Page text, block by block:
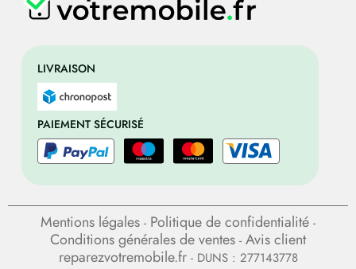
LIVRAISON
PAIEMENT SÉCURISÉ
Mentions légales - Politique de confidentialité -
Conditions générales de ventes - Avis client
reparezvotremobile.fr- DUNS : 277143778